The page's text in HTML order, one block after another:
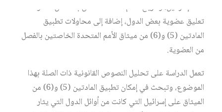
حالة إسرائيل. وتاريخ الأمم المتحدة حافل بعدد من محاولات
تعليق عضوية بعض الدول، إضافة إلى محاولات تطبيق
المادتين (5) و(6) من ميثاق الأمم المتحدة الخاصتين بالفصل
من العضوية.
تعمل الدراسة على تحليل النصوص القانونية ذات الصلة بهذا
الموضوع، وتبحث في إمكان تطبيق المادتين (5) و(6) من
الميثاق على إسرائيل التي كانت من أوائل الدول التي يثار